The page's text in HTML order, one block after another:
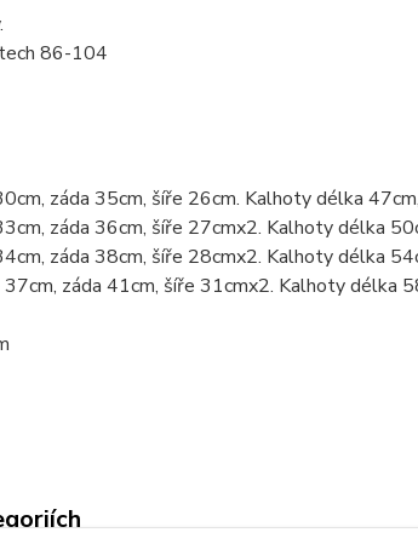
86-104
záda 35cm, šíře 26cm. Kalhoty délka
záda 36cm, šíře 27cmx2. Kalhoty délka
záda 38cm, šíře 28cmx2. Kalhoty délka
záda 41cm, šíře 31cmx2. Kalhoty délka